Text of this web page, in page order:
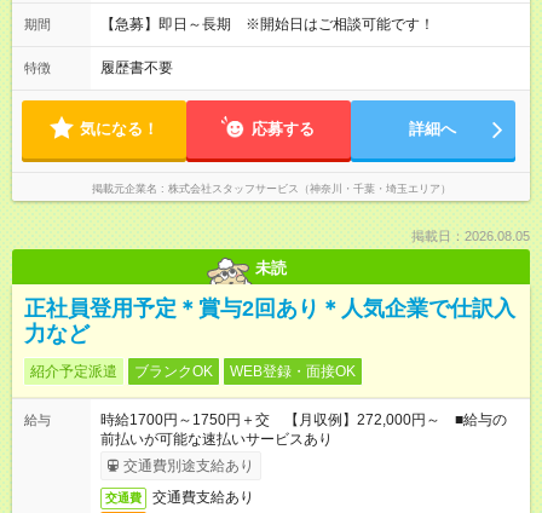
期間 【急募】即日～長期 ※開始日はご相談可能です！
特徴 履歴書不要
気になる！ 応募する 詳細へ
掲載元企業名 株式会社スタッフサービス（神奈川・千葉・埼玉エリア）
掲載日：2026.08.05
未読
正社員登用予定＊賞与2回あり＊人気企業で仕訳入
力など
紹介予定派遣 ブランクOK WEB登録・面接OK
給与
時給1700円～1750円＋交 【月収例】272,000円～ ■給与の
前払いが可能な速払いサービスあり
交通費別途支給あり
交通費 交通費支給あり